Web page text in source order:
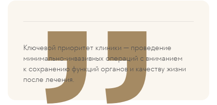
Ключевой приоритет клиники — проведение
минимально-инвазивных операций с вниманием
к сохранению функций органов и качеству жизни
после лечения.